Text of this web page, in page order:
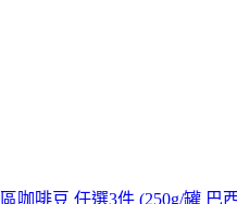
咖啡豆 任選3件 (250g/罐 巴